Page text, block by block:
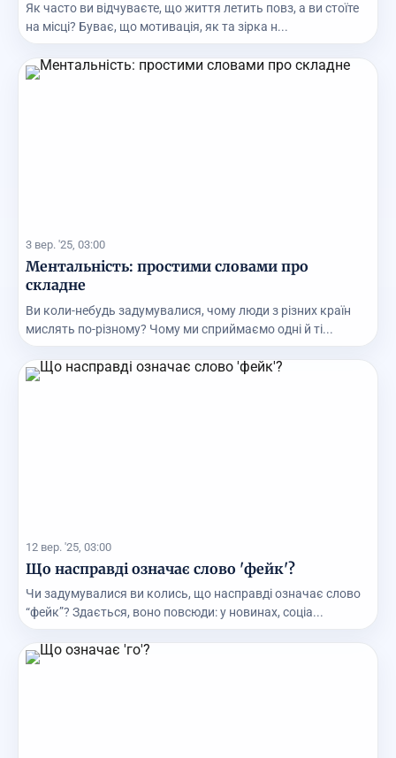
Як часто ви відчуваєте, що життя летить повз, а ви стоїте
на місці? Буває, що мотивація, як та зірка н...
3 вер. '25, 03:00
Ментальність: простими словами про
складне
Ви коли-небудь задумувалися, чому люди з різних країн
мислять по-різному? Чому ми сприймаємо одні й ті...
12 вер. '25, 03:00
Що насправді означає слово 'фейк'?
Чи задумувалися ви колись, що насправді означає слово
“фейк”? Здається, воно повсюди: у новинах, соціа...